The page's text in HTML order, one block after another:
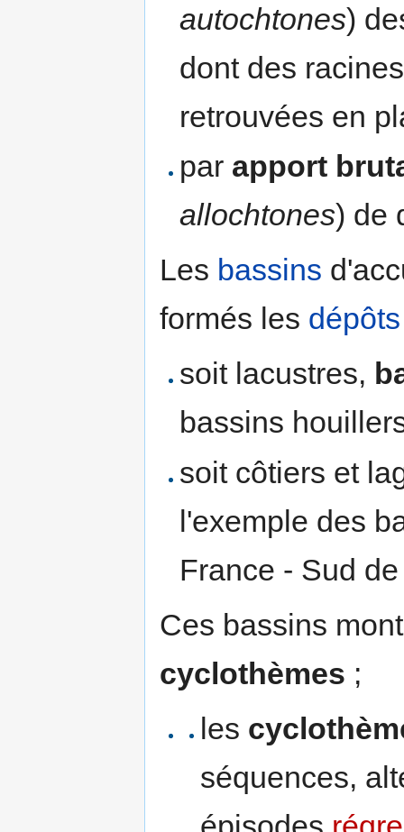
autochtones)
dont des
retrouvées en
par apport
allochtones) de
Les bassins
formés les dépôts
soit lacustres,
bassins
soit côtiers et
l'exemple des
France - Sud
Ces bassins
cyclothèmes ;
les
séquences,